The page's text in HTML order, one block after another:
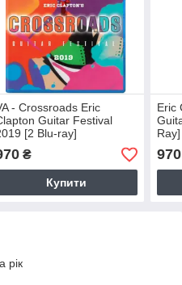
- Crossroads Eric
Guitar Festival
[2 Blu-ray]
₴
Купити
Eric
Ray]
970
рік